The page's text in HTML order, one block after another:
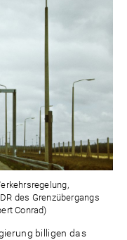
des Grenzübergangs
Conrad)
billigen das